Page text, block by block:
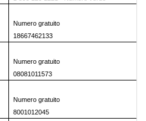
Numero gratuito
18667462133
Numero gratuito
08081011573
Numero gratuito
8001012045